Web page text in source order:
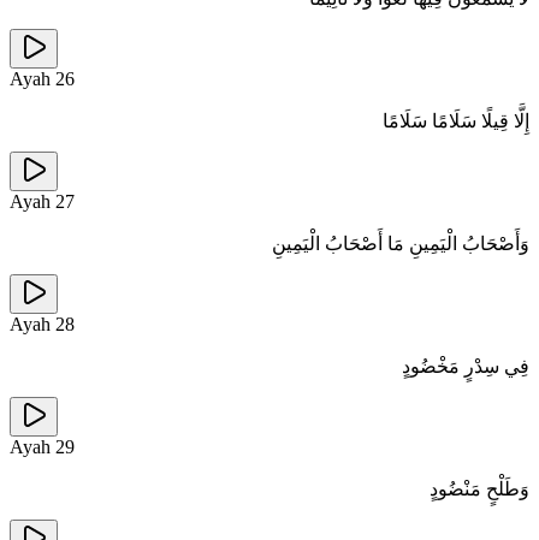
Ayah 26
إِلَّا قِيلًا سَلَامًا سَلَامًا
Ayah 27
وَأَصْحَابُ الْيَمِينِ مَا أَصْحَابُ الْيَمِينِ
Ayah 28
فِي سِدْرٍ مَخْضُودٍ
Ayah 29
وَطَلْحٍ مَنْضُودٍ